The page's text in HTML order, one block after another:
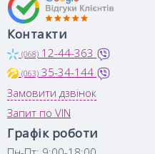
Контакти
(068) 12-44-363
(063) 35-34-144
Замовити дзвінок
Запит по VIN
Графік роботи